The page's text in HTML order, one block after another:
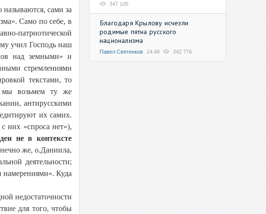
сами за
Само по себе, в
патриотической
учил Господь наш
над земными» и
стремлениями
текстами, то
мы возьмем ту же
антирусскими
их самих.
них «спроса нет»),
не в контексте
же, о.Даниила,
деятельности;
намерениями». Куда
недостаточности
для того, чтобы
347 105
Благодаря Крылову исчезли
родимые пятна русского
национализма
Павел Святенков 14:48 342 776